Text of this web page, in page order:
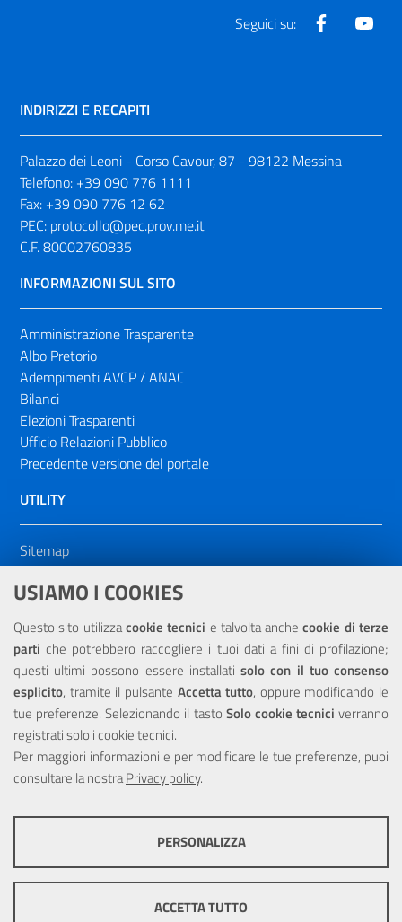
USIAMO I COOKIES
Questo sito utilizzacookie tecnici e talvolta anchecookie di terze
parti che potrebbero raccogliere i tuoi dati a fini di profilazione;
questi ultimi possono essere installatisolo con il tuo consenso
esplicito, tramite il pulsante Accetta tutto, oppure modificando le
tue preferenze. Selezionando il tasto Solo cookie tecnici verranno
registrati solo i cookie tecnici.
Per maggiori informazioni e per modificare le tue preferenze, puoi
consultare la nostraPrivacy policy.
ottimale per ogni utente. Essi non raccolgono i tuoi dati e le tue
PERSONALIZZA
ACCETTA TUTTO
Seguici su: Facebook
INDIRIZZI E RECAPITI
Palazzo dei Leoni - Corso Cavour, 87 - 98122 Messina
Telefono: +39 090 776 1111
Fax: +39 090 776 12 62
PEC: protocollo@pec.prov.me.it
C.F. 80002760835
INFORMAZIONI SUL SITO
Amministrazione Trasparente
Albo Pretorio
Adempimenti AVCP / ANAC
Bilanci
Elezioni Trasparenti
Ufficio Relazioni Pubblico
Precedente versione del portale
UTILITY
Sitemap
Dichiarazione di accessibilità
NOTE LEGALI
Privacy
Portale realizzato con la partecipazione finanziaria dell'Unione
Europea tramite i fondi del POR Sicilia 2000/2006 Misura 6.05 -